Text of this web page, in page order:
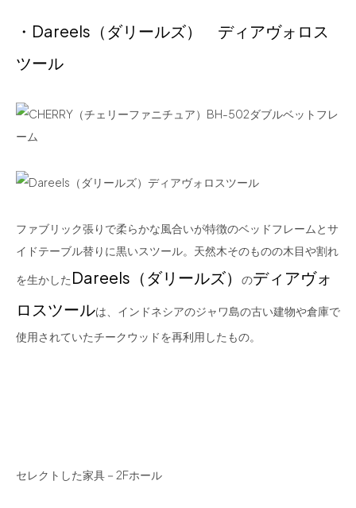
・Dareels（ダリールズ） ディアヴォロス
ツール
ファブリック張りで柔らかな風合いが特徴のベッドフレームとサ
イドテーブル替りに黒いスツール。天然木そのものの木目や割れ
を生かした Dareels（ダリールズ） のディアヴォ
ロスツールは、インドネシアのジャワ島の古い建物や倉庫で
使用されていたチークウッドを再利用したもの。
セレクトした家具－2Fホール